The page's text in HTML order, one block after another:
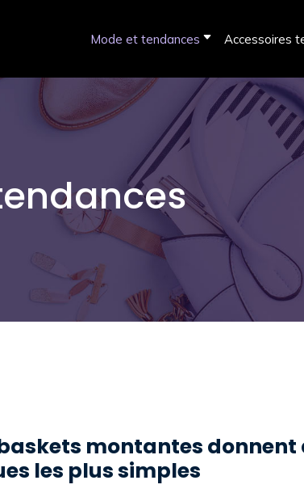
Mode et tendances Accessoires
montantes
les plus simples